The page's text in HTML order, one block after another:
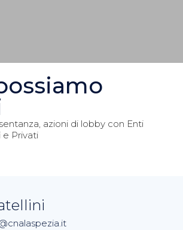
azioni di lobby con Enti
e Privati